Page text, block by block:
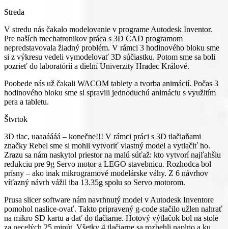
Streda
V stredu nás čakalo modelovanie v programe Autodesk Inventor.
Pre naších mechatronikov práca s 3D CAD programom
nepredstavovala žiadný problém. V rámci 3 hodinového bloku sme
si z výkresu vedeli vymodelovať 3D súčiastku. Potom sme sa boli
pozrieť do laboratórií a dielní Univerzity Hradec Králové.
Poobede nás už čakali WACOM tablety a tvorba animácií. Počas 3
hodinového bloku sme si spravili jednoduchú animáciu s využitím
pera a tabletu.
Štvrtok
3D tlac, uaaaáááá – konečne!!! V rámci práci s 3D tlačiaňami
značky Rebel sme si mohli vytvoriť vlastný model a vytlačiť ho.
Zrazu sa nám naskytol priestor na malú súťaž: kto vytvorí najľahšiu
redukciu pre 9g Servo motor a LEGO stavebnicu. Rozhodca bol
prísny – ako inak mikrogramové modelárske váhy. Z 6 návrhov
víťazný návrh vážil iba 13.35g spolu so Servo motorom.
Prusa slicer software nám navrhnutý model v Autodesk Inventore
pomohol naslice-ovať. Takto pripravený g-code stačilo užlen nahrať
na mikro SD kartu a dať do tlačiarne. Hotový výtlačok bol na stole